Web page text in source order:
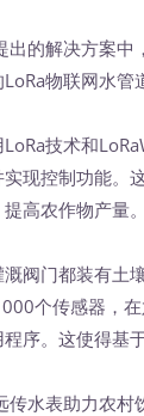
出的解决方案
物联网水
技术和
现控制功能。
高农作物产量
溉阀门都装有
个传感器，
序。这使得基
传水表助力农